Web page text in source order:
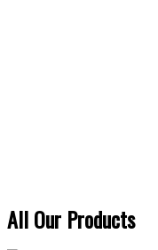
All Our Products